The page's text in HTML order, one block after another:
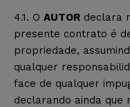
4.1. O AUTOR declara
presente contrato é
propriedade,
qualquer
face de qualquer
declarando ainda que